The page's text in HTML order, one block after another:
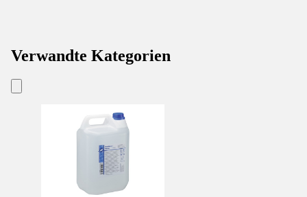
Verwandte Kategorien